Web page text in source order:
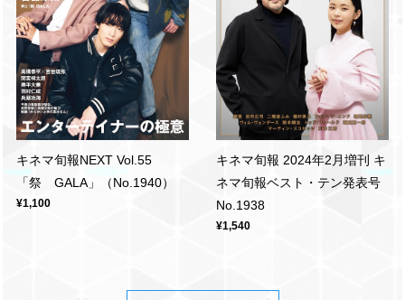
キネマ旬報NEXT Vol.55
「祭 GALA」（No.1940）
¥1,100
キネマ旬報 2024年2月増刊 キ
ネマ旬報ベスト・テン発表号
No.1938
¥1,540